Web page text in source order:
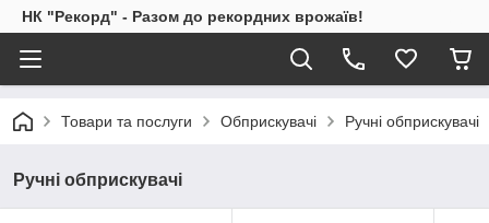
НК "Рекорд" - Разом до рекордних врожаїв!
Товари та послуги Обприскувачі Ручні обприскувачі
Ручні обприскувачі